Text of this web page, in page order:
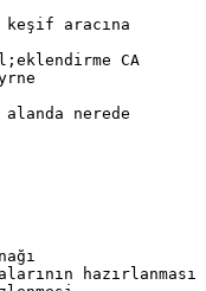
aracına
CA
nerede
hazırlanması